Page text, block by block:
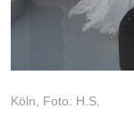
Köln, Foto: H.S.